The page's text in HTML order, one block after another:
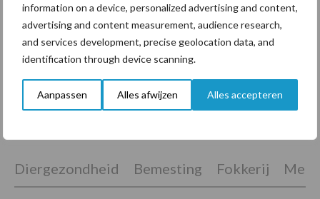
information on a device, personalized advertising and content,
advertising and content measurement, audience research,
and services development, precise geolocation data, and
identification through device scanning.
Aanpassen Alles afwijzen Alles accepteren
Van onze partner OCI Agro
Weersvooruitzichten sturen
aan op winterklaar maken
graspercelen
Diergezondheid Bemesting Fokkerij